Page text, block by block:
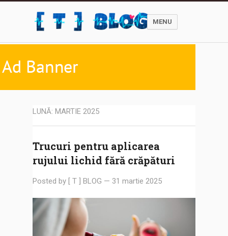
MENU
LUNĂ: MARTIE 2025
Trucuri pentru aplicarea
rujului lichid fără crăpături
Posted by [ T ] BLOG — 31 martie 2025